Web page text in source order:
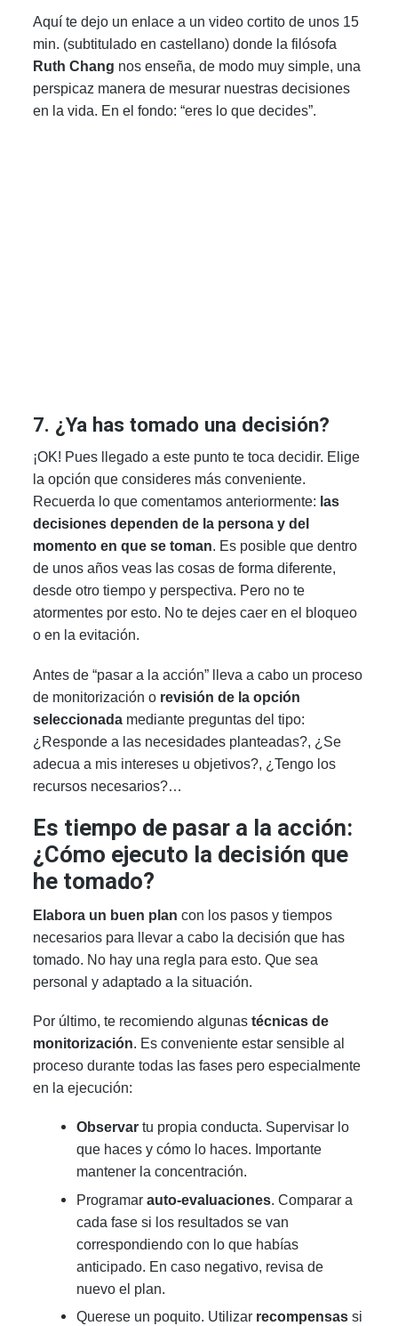
Aquí te dejo un enlace a un video cortito de unos 15
min. (subtitulado en castellano) donde la filósofa
Ruth Chang nos enseña, de modo muy simple, una
perspicaz manera de mesurar nuestras decisiones
en la vida. En el fondo: “eres lo que decides”.
7. ¿Ya has tomado una decisión?
¡OK! Pues llegado a este punto te toca decidir. Elige
la opción que consideres más conveniente.
Recuerda lo que comentamos anteriormente: las
decisiones dependen de la persona y del
momento en que se toman. Es posible que dentro
de unos años veas las cosas de forma diferente,
desde otro tiempo y perspectiva. Pero no te
atormentes por esto. No te dejes caer en el bloqueo
o en la evitación.
Antes de “pasar a la acción” lleva a cabo un proceso
de monitorización o revisión de la opción
seleccionada mediante preguntas del tipo:
¿Responde a las necesidades planteadas?, ¿Se
adecua a mis intereses u objetivos?, ¿Tengo los
recursos necesarios?…
Es tiempo de pasar a la acción:
¿Cómo ejecuto la decisión que
he tomado?
Elabora un buen plan con los pasos y tiempos
necesarios para llevar a cabo la decisión que has
tomado. No hay una regla para esto. Que sea
personal y adaptado a la situación.
Por último, te recomiendo algunastécnicas de
monitorización. Es conveniente estar sensible al
proceso durante todas las fases pero especialmente
en la ejecución:
Observar tu propia conducta. Supervisar lo
que haces y cómo lo haces. Importante
mantener la concentración.
Programar auto-evaluaciones. Comparar a
cada fase si los resultados se van
correspondiendo con lo que habías
anticipado. En caso negativo, revisa de
nuevo el plan.
Querese un poquito. Utilizar recompensas si